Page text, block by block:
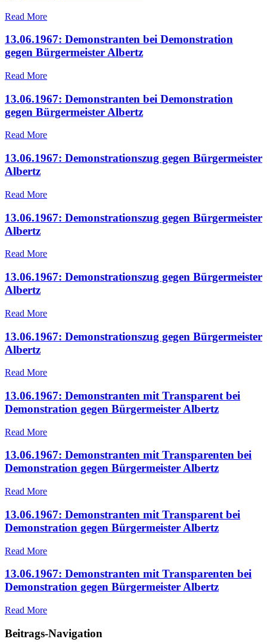
Read More
13.06.1967: Demonstranten bei Demonstration
gegen Bürgermeister Albertz
Read More
13.06.1967: Demonstranten bei Demonstration
gegen Bürgermeister Albertz
Read More
13.06.1967: Demonstrationszug gegen Bürgermeister
Albertz
Read More
13.06.1967: Demonstrationszug gegen Bürgermeister
Albertz
Read More
13.06.1967: Demonstrationszug gegen Bürgermeister
Albertz
Read More
13.06.1967: Demonstrationszug gegen Bürgermeister
Albertz
Read More
13.06.1967: Demonstranten mit Transparent bei
Demonstration gegen Bürgermeister Albertz
Read More
13.06.1967: Demonstranten mit Transparenten bei
Demonstration gegen Bürgermeister Albertz
Read More
13.06.1967: Demonstranten mit Transparent bei
Demonstration gegen Bürgermeister Albertz
Read More
13.06.1967: Demonstranten mit Transparenten bei
Demonstration gegen Bürgermeister Albertz
Read More
Beitrags-Navigation